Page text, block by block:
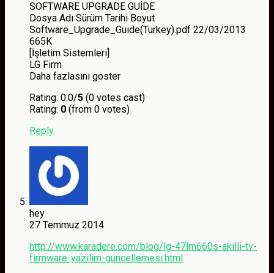
SOFTWARE UPGRADE GUİDE
Dosya Adı Sürüm Tarihi Boyut
Software_Upgrade_Guide(Turkey).pdf 22/03/2013
665K
[İşletim Sistemleri]
LG Firm
Daha fazlasını goster
Rating: 0.0/5 (0 votes cast)
Rating: 0 (from 0 votes)
Reply
hey
27 Temmuz 2014
http://www.karadere.com/blog/lg-47lm660s-akilli-tv-
firmware-yazilim-guncellemesi.html